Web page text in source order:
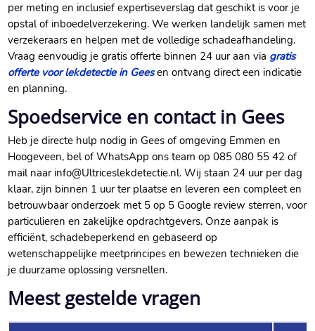
per meting en inclusief expertiseverslag dat geschikt is voor je
opstal of inboedelverzekering.​ We werken landelijk samen met
verzekeraars en helpen met de volledige schadeafhandeling.​
Vraag eenvoudig je gratis offerte binnen 24 uur aan via gratis
offerte voor lekdetectie in Geesen ontvang direct een indicatie
en planning.​
Spoedservice en contact in Gees
Heb je directe hulp nodig in Gees of omgeving Emmen en
Hoogeveen, bel of WhatsApp ons team op 085 080 55 42 of
mail naar info@Ultriceslekdetectie.​nl.​ Wij staan 24 uur per dag
klaar, zijn binnen 1 uur ter plaatse en leveren een compleet en
betrouwbaar onderzoek met 5 op 5 Google review sterren, voor
particulieren en zakelijke opdrachtgevers.​ Onze aanpak is
efficiënt, schadebeperkend en gebaseerd op
wetenschappelijke meetprincipes en bewezen technieken die
je duurzame oplossing versnellen.​
Meest gestelde vragen